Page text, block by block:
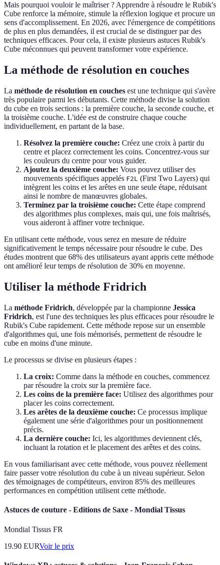
Mais pourquoi vouloir le maîtriser ? Apprendre à résoudre le Rubik's
Cube renforce la mémoire, stimule la réflexion logique et procure un
sens d'accomplissement. En 2026, avec l'émergence de compétitions
de plus en plus demandées, il est crucial de se distinguer par des
techniques efficaces. Pour cela, il existe plusieurs astuces Rubik's
Cube méconnues qui peuvent transformer votre expérience.
La méthode de résolution en couches
La méthode de résolution en couches est une technique qui s'avère
très populaire parmi les débutants. Cette méthode divise la solution
du cube en trois sections : la première couche, la seconde couche, et
la troisième couche. L'idée est de construire chaque couche
individuellement, en partant de la base.
Résolvez la première couche: Créez une croix à partir du
centre et placez correctement les coins. Concentrez-vous sur
les couleurs du centre pour vous guider.
Ajoutez la deuxième couche: Vous pouvez utiliser des
mouvements spécifiques appelés F2L (First Two Layers) qui
intègrent les coins et les arêtes en une seule étape, réduisant
ainsi le nombre de manœuvres globales.
Terminez par la troisième couche: Cette étape comprend
des algorithmes plus complexes, mais qui, une fois maîtrisés,
vous aideront à affiner votre technique.
En utilisant cette méthode, vous serez en mesure de réduire
significativement le temps nécessaire pour résoudre le cube. Des
études montrent que 68% des utilisateurs ayant appris cette méthode
ont amélioré leur temps de résolution de 30% en moyenne.
Utiliser la méthode Fridrich
La méthode Fridrich, développée par la championne Jessica
Fridrich, est l'une des techniques les plus efficaces pour résoudre le
Rubik's Cube rapidement. Cette méthode repose sur un ensemble
d'algorithmes qui, une fois mémorisés, permettent de résoudre le
cube en moins d'une minute.
Le processus se divise en plusieurs étapes :
La croix: Comme dans la méthode en couches, commencez
par résoudre la croix sur la première face.
Les coins de la première face: Utilisez des algorithmes pour
placer les coins correctement.
Les arêtes de la deuxième couche: Ce processus implique
également une série d'algorithmes pour un positionnement
précis.
La dernière couche: Ici, les algorithmes deviennent clés,
incluant la rotation et le placement des arêtes et des coins.
En vous familiarisant avec cette méthode, vous pouvez réellement
faire passer votre résolution du cube à un niveau supérieur. Selon
des témoignages de compétiteurs, environ 85% des meilleures
performances en compétition utilisent cette méthode.
Astuces de couture - Editions de Saxe - Mondial Tissus
Mondial Tissus FR
19.90 EURVoir le prix